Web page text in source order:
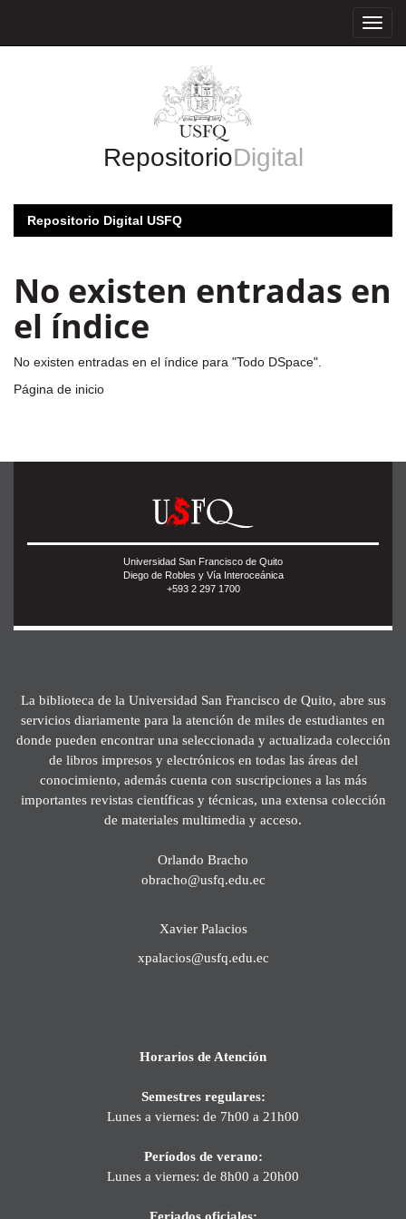
RepositorioDigital
Repositorio Digital USFQ
No existen entradas en
el índice
No existen entradas en el índice para "Todo DSpace".
Página de inicio
Universidad San Francisco de Quito
Diego de Robles y Vía Interoceánica
+593 2 297 1700
La biblioteca de la Universidad San Francisco de Quito, abre sus
servicios diariamente para la atención de miles de estudiantes en
donde pueden encontrar una seleccionada y actualizada colección
de libros impresos y electrónicos en todas las áreas del
conocimiento, además cuenta con suscripciones a las más
importantes revistas científicas y técnicas, una extensa colección
de materiales multimedia y acceso.
Orlando Bracho
obracho@usfq.edu.ec
Xavier Palacios
xpalacios@usfq.edu.ec
Horarios de Atención
Semestres regulares:
Lunes a viernes: de 7h00 a 21h00
Períodos de verano:
Lunes a viernes: de 8h00 a 20h00
Feriados oficiales: